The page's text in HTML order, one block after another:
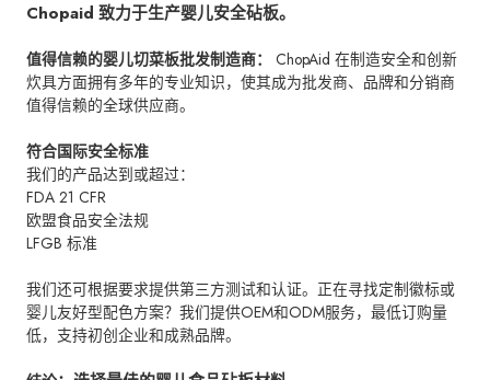
Chopaid 致力于生产婴儿安全砧板。
值得信赖的婴儿切菜板批发制造商：
ChopAid 在制造安全和创新
炊具方面拥有多年的专业知识，使其成为批发商、品牌和分销商
值得信赖的全球供应商。
符合国际安全标准
我们的产品达到或超过：
FDA 21 CFR
欧盟食品安全法规
LFGB 标准
我们还可根据要求提供第三方测试和认证。正在寻找定制徽标或
婴儿友好型配色方案？我们提供OEM和ODM服务，最低订购量
低，支持初创企业和成熟品牌。